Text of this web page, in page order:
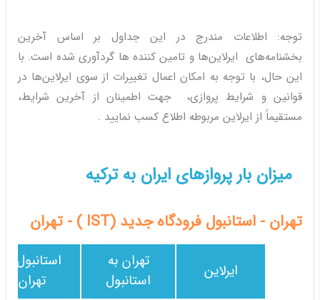
توجه: اطلاعات مندرج در این جداول بر اساس آخرین
بخشنامه‌های ایرلاین‌ها و تامین کننده ها گردآوری شده است. با
این حال، با توجه به امکان اعمال تغییرات از سوی ایرلاین‌ها در
قوانین و شرایط پروازی، جهت اطمینان از آخرین شرایط،
مستقیماً از ایرلاین مربوطه اطلاع کسب نمایید .
میزان بار پروازهای ایران به ترکیه
تهران - استانبول فرودگاه جدید (IST ) - تهران
استانبول به
تهران
تهران به
استانبول
ایرلاین